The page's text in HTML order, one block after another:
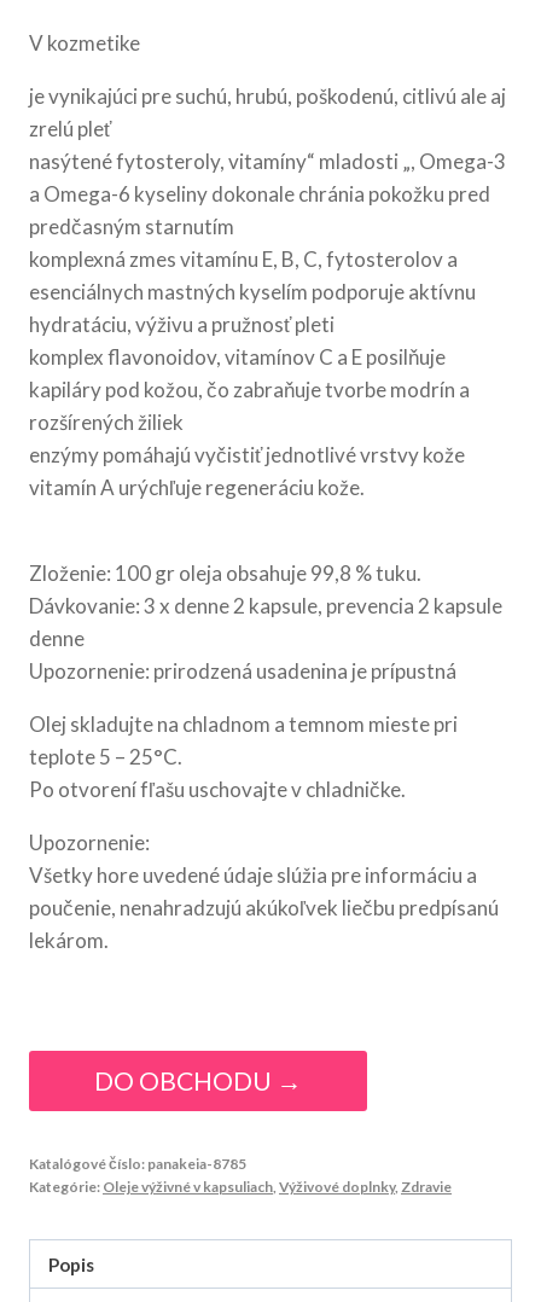
V kozmetike
je vynikajúci pre suchú, hrubú, poškodenú, citlivú ale aj
zrelú pleť
nasýtené fytosteroly, vitamíny“ mladosti „, Omega-3
a Omega-6 kyseliny dokonale chránia pokožku pred
predčasným starnutím
komplexná zmes vitamínu E, B, C, fytosterolov a
esenciálnych mastných kyselím podporuje aktívnu
hydratáciu, výživu a pružnosť pleti
komplex flavonoidov, vitamínov C a E posilňuje
kapiláry pod kožou, čo zabraňuje tvorbe modrín a
rozšírených žiliek
enzýmy pomáhajú vyčistiť jednotlivé vrstvy kože
vitamín A urýchľuje regeneráciu kože.
Zloženie: 100 gr oleja obsahuje 99,8 % tuku.
Dávkovanie: 3 x denne 2 kapsule, prevencia 2 kapsule
denne
Upozornenie: prirodzená usadenina je prípustná
Olej skladujte na chladnom a temnom mieste pri
teplote 5 – 25°C.
Po otvorení fľašu uschovajte v chladničke.
Upozornenie:
Všetky hore uvedené údaje slúžia pre informáciu a
poučenie, nenahradzujú akúkoľvek liečbu predpísanú
lekárom.
DO OBCHODU →
Katalógové číslo: panakeia-8785
Kategórie: Oleje výživné v kapsuliach Výživové doplnky, Zdravie
Popis